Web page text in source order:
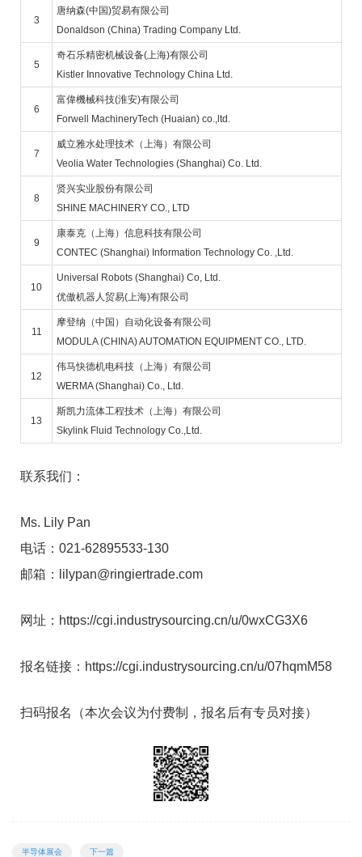
3
唐纳森(中国)贸易有限公司
Donaldson (China) Trading Company Ltd.
5
奇石乐精密机械设备(上海)有限公司
Kistler Innovative Technology China Ltd.
6
富偉機械科技(淮安)有限公司
Forwell MachineryTech (Huaian) co.,ltd.
7
威立雅水处理技术（上海）有限公司
Veolia Water Technologies (Shanghai) Co. Ltd.
8
贤兴实业股份有限公司
SHINE MACHINERY CO., LTD
9
康泰克（上海）信息科技有限公司
CONTEC (Shanghai) Information Technology Co. ,Ltd.
10
Universal Robots (Shanghai) Co, Ltd.
优傲机器人贸易(上海)有限公司
11
摩登纳（中国）自动化设备有限公司
MODULA (CHINA) AUTOMATION EQUIPMENT CO., LTD.
12
伟马快德机电科技（上海）有限公司
WERMA (Shanghai) Co., Ltd.
13
斯凯力流体工程技术（上海）有限公司
Skylink Fluid Technology Co.,Ltd.
联系我们：
Ms. Lily Pan
电话：021-62895533-130
邮箱：lilypan@ringiertrade.com
网址：https://cgi.industrysourcing.cn/u/0wxCG3X6
报名链接：https://cgi.industrysourcing.cn/u/07hqmM58
扫码报名（本次会议为付费制，报名后有专员对接）
半导体展会 下一篇